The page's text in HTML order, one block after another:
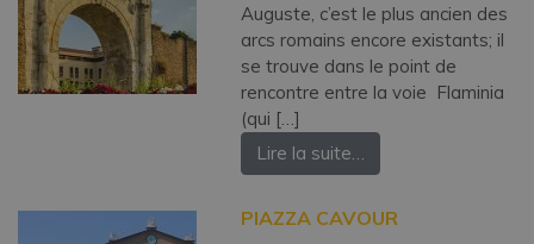
Auguste, c’est le plus ancien des
arcs romains encore existants; il
se trouve dans le point de
rencontre entre la voie Flaminia
(qui […]
Lire la suite…
PIAZZA CAVOUR